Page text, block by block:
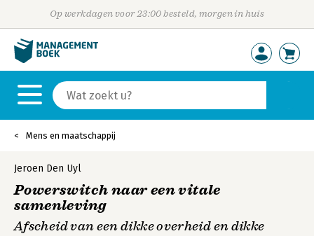
Op werkdagen voor 23:00 besteld, morgen in huis
Mens en maatschappij
Jeroen Den Uyl
Powerswitch naar een vitale
samenleving
Afscheid van een dikke overheid en dikke